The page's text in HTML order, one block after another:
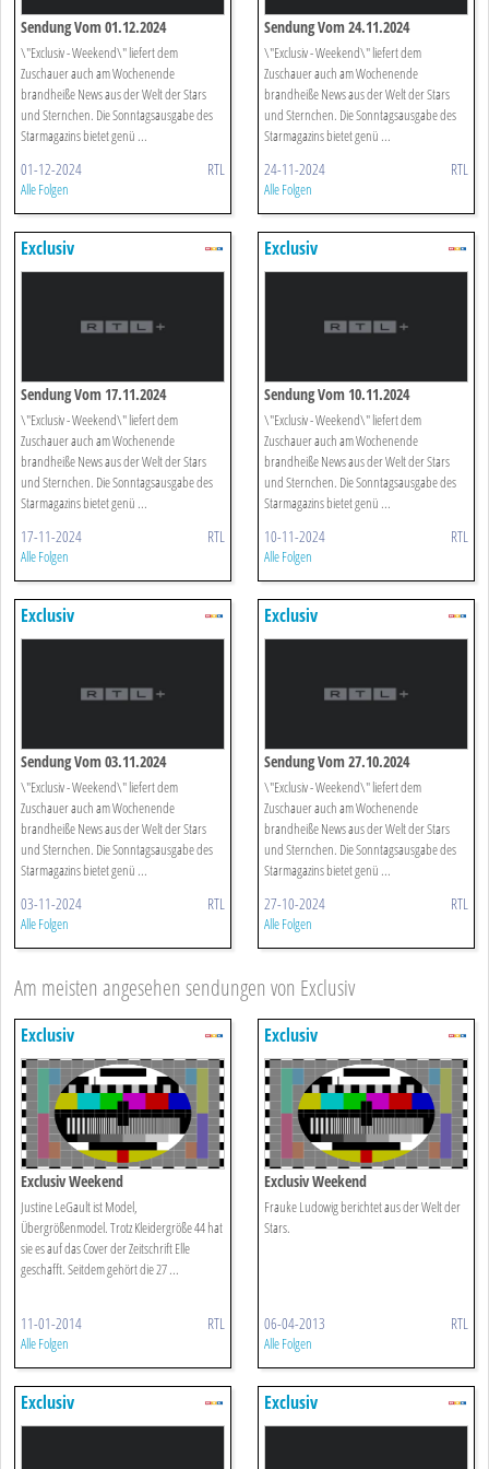
Sendung Vom 01.12.2024
\"Exclusiv - Weekend\" liefert dem
Zuschauer auch am Wochenende
brandheiße News aus der Welt der Stars
und Sternchen. Die Sonntagsausgabe des
Starmagazins bietet genü ...
01-12-2024 RTL
Alle Folgen
Sendung Vom 24.11.2024
\"Exclusiv - Weekend\" liefert dem
Zuschauer auch am Wochenende
brandheiße News aus der Welt der Stars
und Sternchen. Die Sonntagsausgabe des
Starmagazins bietet genü ...
24-11-2024 RTL
Alle Folgen
Exclusiv
Sendung Vom 17.11.2024
\"Exclusiv - Weekend\" liefert dem
Zuschauer auch am Wochenende
brandheiße News aus der Welt der Stars
und Sternchen. Die Sonntagsausgabe des
Starmagazins bietet genü ...
17-11-2024 RTL
Alle Folgen
Exclusiv
Sendung Vom 10.11.2024
\"Exclusiv - Weekend\" liefert dem
Zuschauer auch am Wochenende
brandheiße News aus der Welt der Stars
und Sternchen. Die Sonntagsausgabe des
Starmagazins bietet genü ...
10-11-2024 RTL
Alle Folgen
Exclusiv
Sendung Vom 03.11.2024
\"Exclusiv - Weekend\" liefert dem
Zuschauer auch am Wochenende
brandheiße News aus der Welt der Stars
und Sternchen. Die Sonntagsausgabe des
Starmagazins bietet genü ...
03-11-2024 RTL
Alle Folgen
Exclusiv
Sendung Vom 27.10.2024
\"Exclusiv - Weekend\" liefert dem
Zuschauer auch am Wochenende
brandheiße News aus der Welt der Stars
und Sternchen. Die Sonntagsausgabe des
Starmagazins bietet genü ...
27-10-2024 RTL
Alle Folgen
Am meisten angesehen sendungen von Exclusiv
Exclusiv
Exclusiv Weekend
Justine LeGault ist Model,
Übergrößenmodel. Trotz Kleidergröße 44 hat
sie es auf das Cover der Zeitschrift Elle
geschafft. Seitdem gehört die 27 ...
11-01-2014 RTL
Alle Folgen
Exclusiv
Exclusiv Weekend
Frauke Ludowig berichtet aus der Welt der
Stars.
06-04-2013 RTL
Alle Folgen
Exclusiv Exclusiv